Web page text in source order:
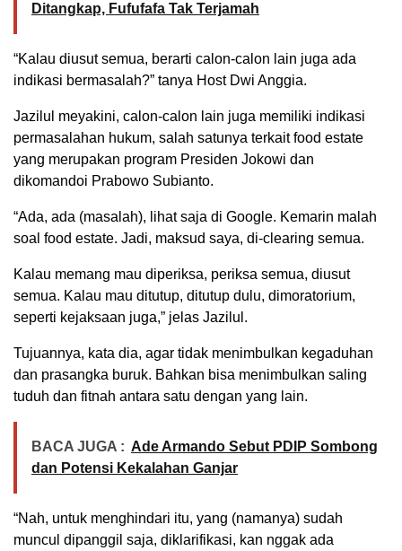
Ditangkap, Fufufafa Tak Terjamah
“Kalau diusut semua, berarti calon-calon lain juga ada
indikasi bermasalah?” tanya Host Dwi Anggia.
Jazilul meyakini, calon-calon lain juga memiliki indikasi
permasalahan hukum, salah satunya terkait food estate
yang merupakan program Presiden Jokowi dan
dikomandoi Prabowo Subianto.
“Ada, ada (masalah), lihat saja di Google. Kemarin malah
soal food estate. Jadi, maksud saya, di-clearing semua.
Kalau memang mau diperiksa, periksa semua, diusut
semua. Kalau mau ditutup, ditutup dulu, dimoratorium,
seperti kejaksaan juga,” jelas Jazilul.
Tujuannya, kata dia, agar tidak menimbulkan kegaduhan
dan prasangka buruk. Bahkan bisa menimbulkan saling
tuduh dan fitnah antara satu dengan yang lain.
BACA JUGA : Ade Armando Sebut PDIP Sombong
dan Potensi Kekalahan Ganjar
“Nah, untuk menghindari itu, yang (namanya) sudah
muncul dipanggil saja, diklarifikasi, kan nggak ada